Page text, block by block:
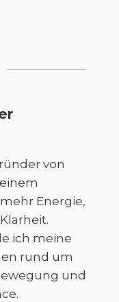
von
Energie,
ich meine
rund um
und